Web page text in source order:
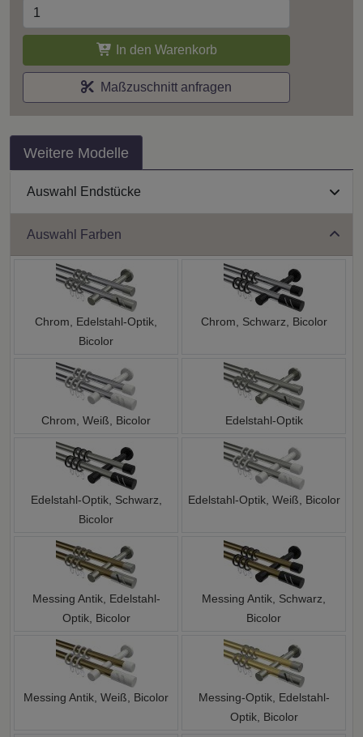
In den Warenkorb
Maßzuschnitt anfragen
Weitere Modelle
Auswahl Endstücke
Auswahl Farben
Chrom, Edelstahl-Optik,
Bicolor
Chrom, Schwarz, Bicolor
Chrom, Weiß, Bicolor Edelstahl-Optik
Edelstahl-Optik, Schwarz,
Bicolor
Edelstahl-Optik, Weiß, Bicolor
Messing Antik, Edelstahl-
Optik, Bicolor
Messing Antik, Schwarz,
Bicolor
Messing Antik, Weiß, Bicolor
Messing-Optik, Edelstahl-
Optik, Bicolor